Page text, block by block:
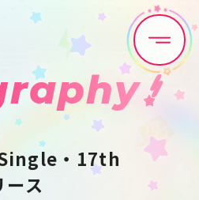
News
Discography
Anime
・17th
ス